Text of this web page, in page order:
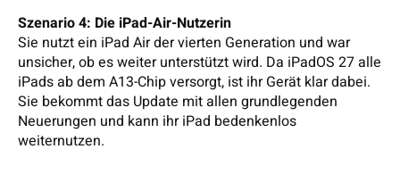
Szenario 4: Die iPad-Air-Nutzerin
Sie nutzt ein iPad Air der vierten Generation und war
unsicher, ob es weiter unterstützt wird. Da iPadOS 27 alle
iPads ab dem A13-Chip versorgt, ist ihr Gerät klar dabei.
Sie bekommt das Update mit allen grundlegenden
Neuerungen und kann ihr iPad bedenkenlos
weiternutzen.